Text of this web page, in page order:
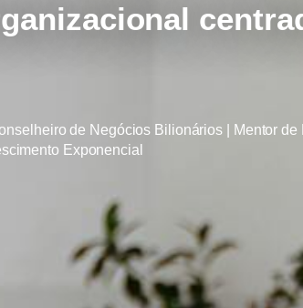
de Negócios Bilionários | Mentor de
Exponencial